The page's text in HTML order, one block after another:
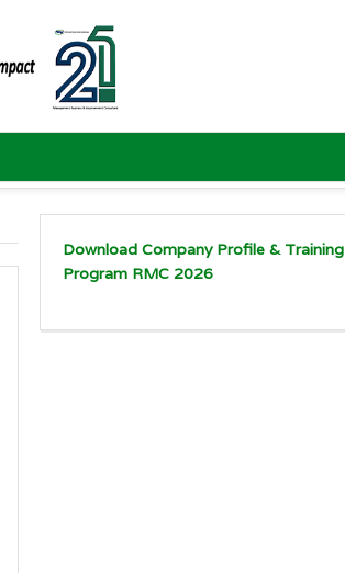
Download Company Profile & Training
Program RMC 2026